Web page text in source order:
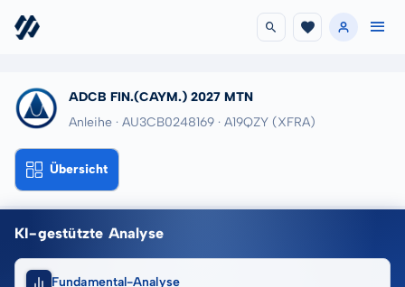
ADCB FIN.(CAYM.) 2027 MTN
Anleihe · AU3CB0248169 · A19QZY (XFRA)
Übersicht
KI-gestützte Analyse
Fundamental-Analyse